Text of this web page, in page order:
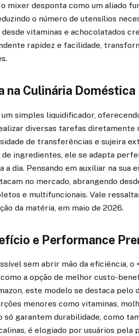
mixer desponta como um aliado
o número de utensílios
vitaminas e achocolatados
rapidez e facilidade,
na Culinária Doméstica
simples liquidificador,
diversas tarefas diretamente
de transferências e sujeira
ingredientes, ele se adapta
dia. Pensando em auxiliar na sua
no mercado, abrangendo
e multifuncionais. Vale
da matéria, em maio de 2026.
e Performance
sem abrir mão da eficiência, o
a opção de melhor custo-
este modelo se destaca pelo
menores como vitaminas,
só garantem durabilidade, como
é elogiado por usuários pela